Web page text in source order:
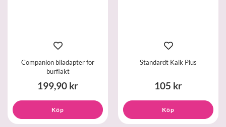
Companion biladapter for
burfläkt
199,90 kr
Köp
Standardt Kalk Plus
105 kr
Köp